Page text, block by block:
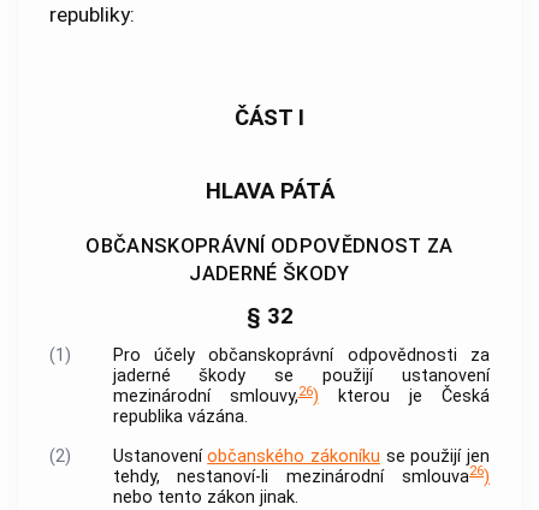
republiky:
ČÁST I
HLAVA PÁTÁ
OBČANSKOPRÁVNÍ ODPOVĚDNOST ZA
JADERNÉ ŠKODY
§ 32
(1)
Pro účely občanskoprávní odpovědnosti za
jaderné škody se použijí ustanovení
mezinárodní smlouvy,26) kterou je Česká
republika vázána.
(2)
Ustanoveníobčanského zákoníku se použijí jen
tehdy, nestanoví-li mezinárodní smlouva26)
nebo tento zákon jinak.